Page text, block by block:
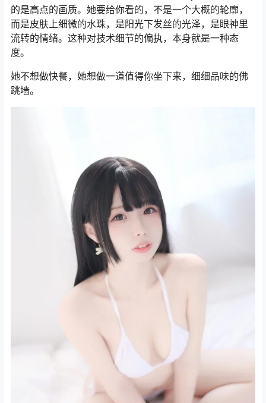
的是高点的画质。她要给你看的，不是一个大概的轮廓，
而是皮肤上细微的水珠，是阳光下发丝的光泽，是眼神里
流转的情绪。这种对技术细节的偏执，本身就是一种态
度。
她不想做快餐，她想做一道值得你坐下来，细细品味的佛
跳墙。